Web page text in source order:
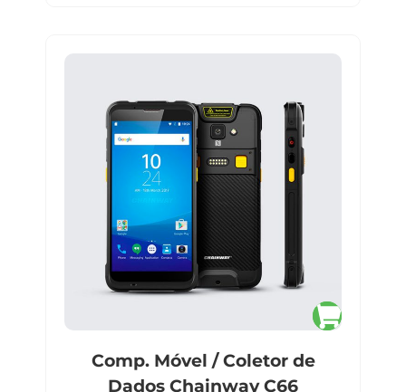
Comp. Móvel / Coletor de
Dados Chainway C66